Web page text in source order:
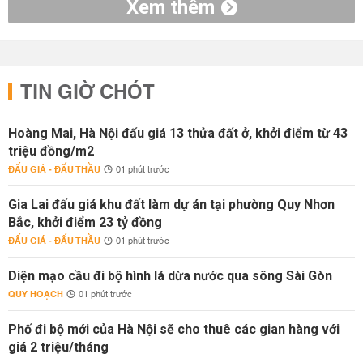
Xem thêm
TIN GIỜ CHÓT
Hoàng Mai, Hà Nội đấu giá 13 thửa đất ở, khởi điểm từ 43
triệu đồng/m2
ĐẤU GIÁ - ĐẤU THẦU 01 phút trước
Gia Lai đấu giá khu đất làm dự án tại phường Quy Nhơn
Bắc, khởi điểm 23 tỷ đồng
ĐẤU GIÁ - ĐẤU THẦU 01 phút trước
Diện mạo cầu đi bộ hình lá dừa nước qua sông Sài Gòn
QUY HOẠCH 01 phút trước
Phố đi bộ mới của Hà Nội sẽ cho thuê các gian hàng với
giá 2 triệu/tháng